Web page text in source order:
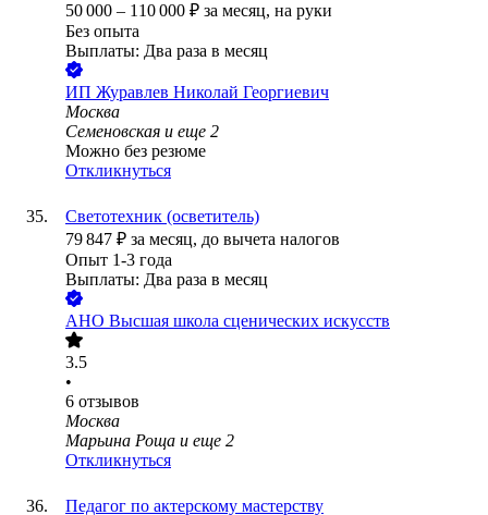
50 000 – 110 000 ₽ за месяц, на руки
Без опыта
Выплаты: Два раза в месяц
ИП Журавлев Николай Георгиевич
Москва
Семеновская и еще 2
Можно без резюме
Откликнуться
Светотехник (осветитель)
79 847 ₽ за месяц, до вычета налогов
Опыт 1-3 года
Выплаты: Два раза в месяц
АНО Высшая школа сценических искусств
3.5
•
6 отзывов
Москва
Марьина Роща и еще 2
Откликнуться
Педагог по актерскому мастерству